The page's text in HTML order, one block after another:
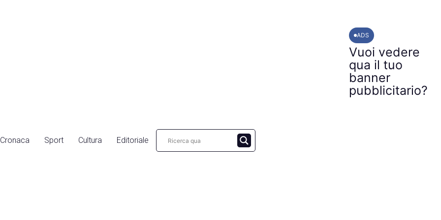
ADS
Vuoi vedere
qua il tuo
banner
pubblicitario?
Cronaca Sport Cultura Editoriale